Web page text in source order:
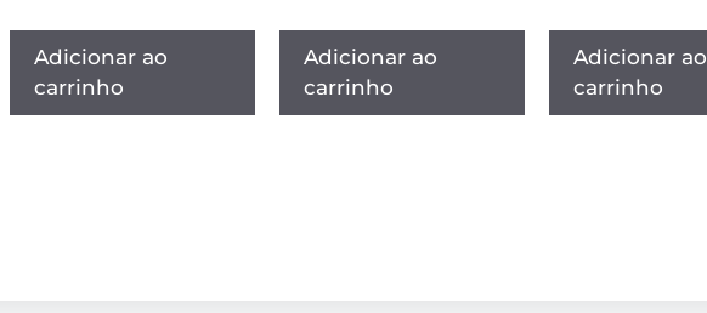
Adicionar ao
carrinho
Adicionar ao
carrinho
Adicionar ao
carrinho